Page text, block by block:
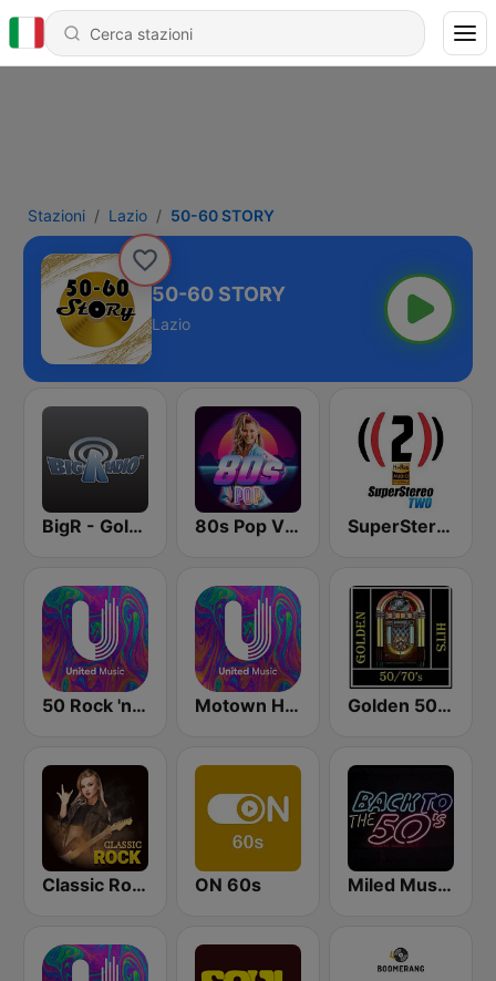
Stazioni Lazio 50-60 STORY
50-60 STORY
Lazio
BigR - Golden Oldies 80s Pop Vibes SuperStereo 2 (50's, 60's)
50 Rock 'n' Roll - United Music Motown Hits 60 - United Music Golden 50/70s Hits
Classic Rock Station ON 60s Miled Music 50’s